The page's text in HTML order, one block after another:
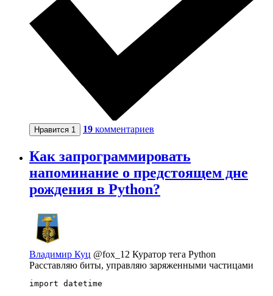
Нравится 1 19 комментариев
Как запрограммировать
напоминание о предстоящем дне
рождения в Python?
Владимир Куц @fox_12 Куратор тега Python
Расставляю биты, управляю заряженными частицами
import datetime